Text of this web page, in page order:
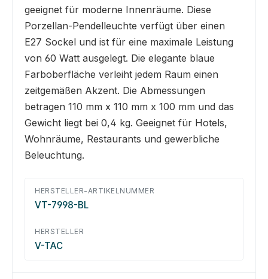
geeignet für moderne Innenräume. Diese
Porzellan-Pendelleuchte verfügt über einen
E27 Sockel und ist für eine maximale Leistung
von 60 Watt ausgelegt. Die elegante blaue
Farboberfläche verleiht jedem Raum einen
zeitgemäßen Akzent. Die Abmessungen
betragen 110 mm x 110 mm x 100 mm und das
Gewicht liegt bei 0,4 kg. Geeignet für Hotels,
Wohnräume, Restaurants und gewerbliche
Beleuchtung.
HERSTELLER-ARTIKELNUMMER
VT-7998-BL
HERSTELLER
V-TAC